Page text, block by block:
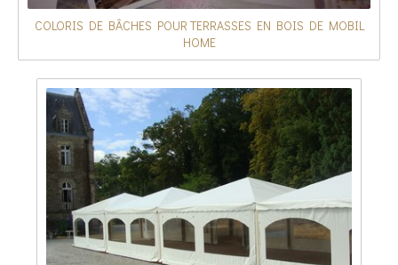
COLORIS DE BÂCHES POUR TERRASSES EN BOIS DE MOBIL
HOME